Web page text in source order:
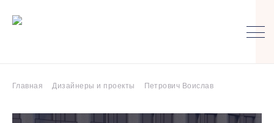
Главная Дизайнеры и проекты Петрович Воислав